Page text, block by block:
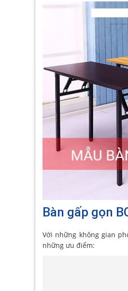
Bàn gấp gọn
Với những không gian
những ưu điểm: